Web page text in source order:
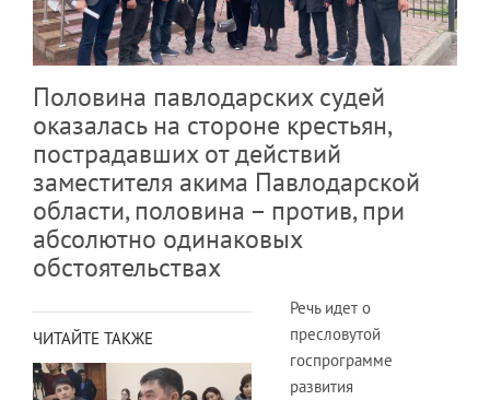
Половина павлодарских судей
оказалась на стороне крестьян,
пострадавших от действий
заместителя акима Павлодарской
области, половина – против, при
абсолютно одинаковых
обстоятельствах
ЧИТАЙТЕ ТАКЖЕ
Речь идет о
пресловутой
госпрограмме
развития